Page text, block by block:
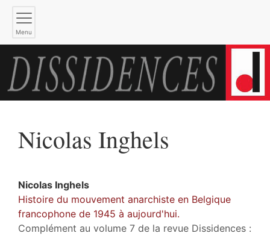
Menu
Nicolas Inghels
Nicolas Inghels
Histoire du mouvement anarchiste en Belgique
francophone de 1945 à aujourd'hui.
Complément au volume 7 de la revue Dissidences :